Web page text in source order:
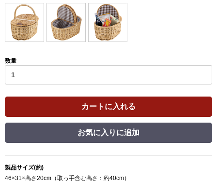
数量
カートに入れる
お気に入りに追加
製品サイズ(約)
46×31×高さ20cm（取っ手含む高さ：約40cm）